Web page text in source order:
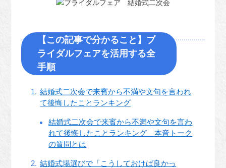
【この記事で分かること】ブ
ライダルフェアを活用する全
手順
結婚式二次会で来賓から不満や文句を言われ
て後悔したことランキング
結婚式二次会で来賓から不満や文句を言わ
れて後悔したことランキング 本音トーク
の質問とは
結婚式場選びで「こうしておけば良かっ